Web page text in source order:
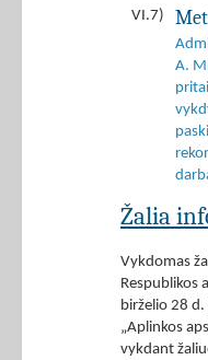
VI.7)
A.
Žalia
Vykdomas
Respublikos
birželio 28
„Aplinkos
vykdant